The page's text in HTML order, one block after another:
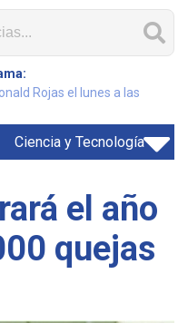
Rojas el lunes a las
Ciencia y Tecnología
el año
quejas